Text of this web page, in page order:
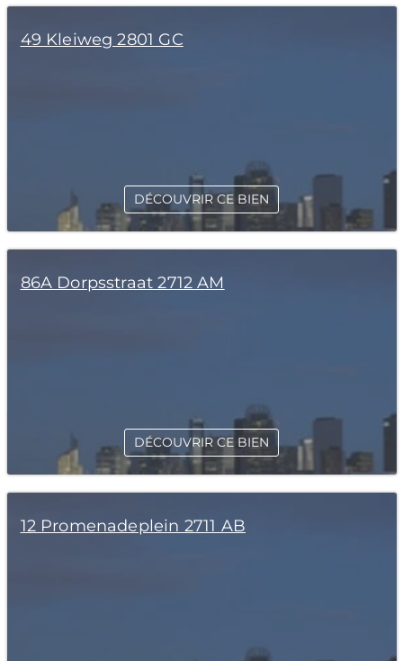
49 Kleiweg 2801 GC
DÉCOUVRIR CE BIEN
86A Dorpsstraat 2712 AM
DÉCOUVRIR CE BIEN
12 Promenadeplein 2711 AB